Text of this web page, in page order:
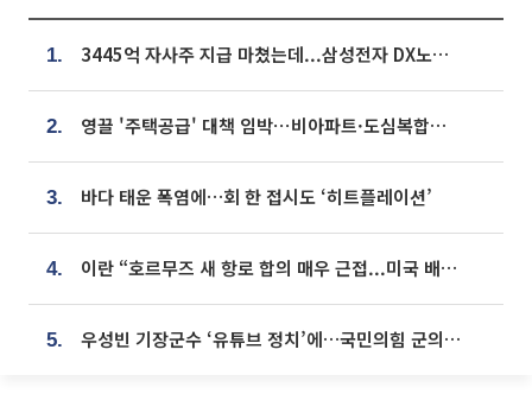
1. 3445억 자사주 지급 마쳤는데...삼성전자 DX노조, 뒤늦은 '떼쓰기 집회'
2. 영끌 '주택공급' 대책 임박⋯비아파트·도심복합까지 총동원
3. 바다 태운 폭염에…회 한 접시도 ‘히트플레이션’
4. 이란 “호르무즈 새 항로 합의 매우 근접...미국 배상 먼저”
5. 우성빈 기장군수 ‘유튜브 정치’에…국민의힘 군의원들 집단 반발